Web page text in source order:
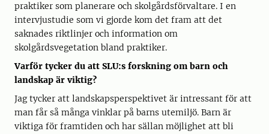
praktiker som planerare och skolgårdsförvaltare. I en
intervjustudie som vi gjorde kom det fram att det
saknades riktlinjer och information om
skolgårdsvegetation bland praktiker.
Varför tycker du att SLU:s forskning om barn och
landskap är viktig?
Jag tycker att landskapsperspektivet är intressant för att
man får så många vinklar på barns utemiljö. Barn är
viktiga för framtiden och har sällan möjlighet att bli